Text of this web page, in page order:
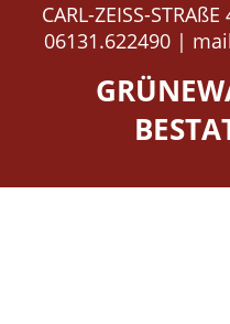
CARL-ZEISS-
06131.622490 |